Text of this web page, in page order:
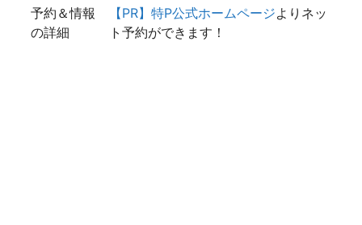
予約＆情報
の詳細
【PR】特P公式ホームページよりネッ
ト予約ができます！